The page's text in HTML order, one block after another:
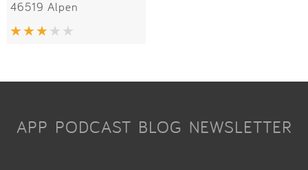
46519 Alpen
APP PODCAST BLOG NEWSLETTER